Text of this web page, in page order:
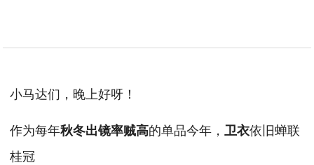
小马达们，晚上好呀！
作为每年秋冬出镜率贼高的单品今年， 卫衣依旧蝉联
桂冠